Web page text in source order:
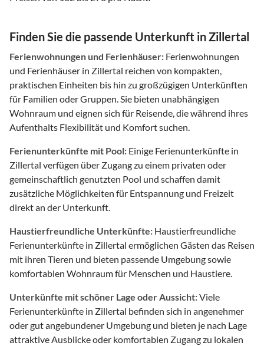
Finden Sie die passende Unterkunft in Zillertal
Ferienwohnungen und Ferienhäuser: Ferienwohnungen
und Ferienhäuser in Zillertal reichen von kompakten,
praktischen Einheiten bis hin zu großzügigen Unterkünften
für Familien oder Gruppen. Sie bieten unabhängigen
Wohnraum und eignen sich für Reisende, die während ihres
Aufenthalts Flexibilität und Komfort suchen.
Ferienunterkünfte mit Pool: Einige Ferienunterkünfte in
Zillertal verfügen über Zugang zu einem privaten oder
gemeinschaftlich genutzten Pool und schaffen damit
zusätzliche Möglichkeiten für Entspannung und Freizeit
direkt an der Unterkunft.
Haustierfreundliche Unterkünfte: Haustierfreundliche
Ferienunterkünfte in Zillertal ermöglichen Gästen das Reisen
mit ihren Tieren und bieten passende Umgebung sowie
komfortablen Wohnraum für Menschen und Haustiere.
Unterkünfte mit schöner Lage oder Aussicht:Viele
Ferienunterkünfte in Zillertal befinden sich in angenehmer
oder gut angebundener Umgebung und bieten je nach Lage
attraktive Ausblicke oder komfortablen Zugang zu lokalen